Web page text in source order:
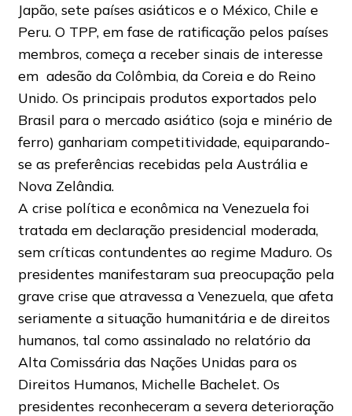
Japão, sete países asiáticos e o México, Chile e
Peru. O TPP, em fase de ratificação pelos países
membros, começa a receber sinais de interesse
em adesão da Colômbia, da Coreia e do Reino
Unido. Os principais produtos exportados pelo
Brasil para o mercado asiático (soja e minério de
ferro) ganhariam competitividade, equiparando-
se as preferências recebidas pela Austrália e
Nova Zelândia.
A crise política e econômica na Venezuela foi
tratada em declaração presidencial moderada,
sem críticas contundentes ao regime Maduro. Os
presidentes manifestaram sua preocupação pela
grave crise que atravessa a Venezuela, que afeta
seriamente a situação humanitária e de direitos
humanos, tal como assinalado no relatório da
Alta Comissária das Nações Unidas para os
Direitos Humanos, Michelle Bachelet. Os
presidentes reconheceram a severa deterioração